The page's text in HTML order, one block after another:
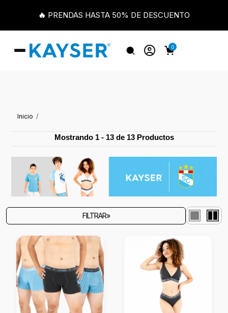
🔥 PRENDAS HASTA 50% DE DESCUENTO
0
Inicio
Mostrando 1 - 13 de 13 Productos
FILTRAR»